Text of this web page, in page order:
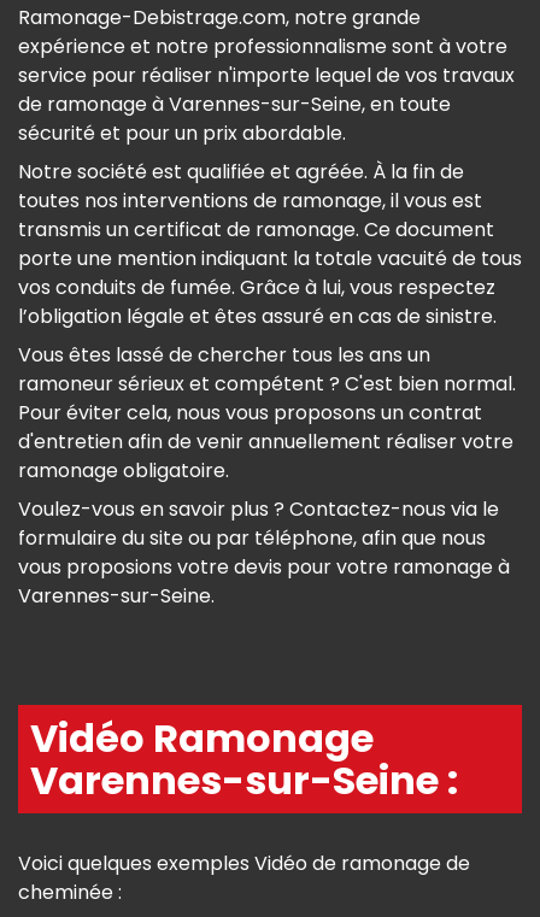
Ramonage-Debistrage.com, notre grande
expérience et notre professionnalisme sont à votre
service pour réaliser n'importe lequel de vos travaux
de ramonage à Varennes-sur-Seine, en toute
sécurité et pour un prix abordable.
Notre société est qualifiée et agréée. À la fin de
toutes nos interventions de ramonage, il vous est
transmis un certificat de ramonage. Ce document
porte une mention indiquant la totale vacuité de tous
vos conduits de fumée. Grâce à lui, vous respectez
l’obligation légale et êtes assuré en cas de sinistre.
Vous êtes lassé de chercher tous les ans un
ramoneur sérieux et compétent ? C'est bien normal.
Pour éviter cela, nous vous proposons un contrat
d'entretien afin de venir annuellement réaliser votre
ramonage obligatoire.
Voulez-vous en savoir plus ? Contactez-nous via le
formulaire du site ou par téléphone, afin que nous
vous proposions votre devis pour votre ramonage à
Varennes-sur-Seine.
Vidéo Ramonage
Varennes-sur-Seine :
Voici quelques exemples Vidéo de ramonage de
cheminée :